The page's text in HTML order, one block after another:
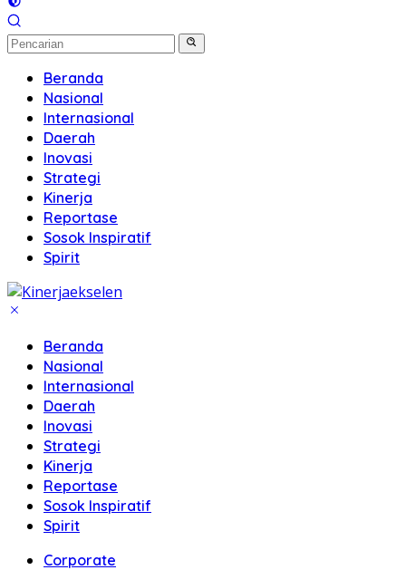
Beranda
Nasional
Internasional
Daerah
Inovasi
Strategi
Kinerja
Reportase
Sosok Inspiratif
Spirit
Beranda
Nasional
Internasional
Daerah
Inovasi
Strategi
Kinerja
Reportase
Sosok Inspiratif
Spirit
Corporate